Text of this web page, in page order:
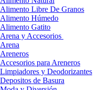
Alimento Libre De Granos
Alimento Húmedo
Alimento Gatito
Arena y Accesorios
Arena
Areneros
Accesorios para Areneros
Limpiadores y Deodorizantes
Depositos de Basura